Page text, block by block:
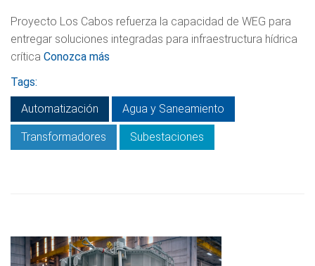
Proyecto Los Cabos refuerza la capacidad de WEG para
entregar soluciones integradas para infraestructura hídrica
crítica Conozca más
Tags:
Automatización
Agua y Saneamiento
Transformadores Subestaciones